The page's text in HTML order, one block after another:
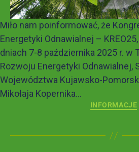
Miło nam poinformować, że
Energetyki Odnawialnej –
dniach 7-8 października 2025 r. w
Rozwoju Energetyki Odnawialnej,
Województwa Kujawsko-
Mikołaja Kopernika...
INFORMACJE